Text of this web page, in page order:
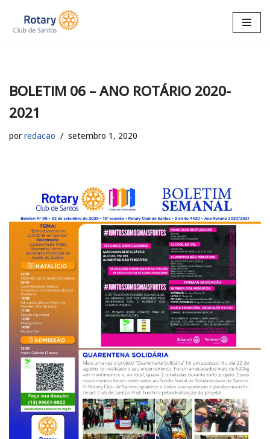
Pular
BOLETIM 06 – ANO ROTÁRIO 2020-
2021
por redacao setembro 1, 2020